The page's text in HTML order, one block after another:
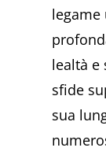
legame
lealtà e
sfide
sua